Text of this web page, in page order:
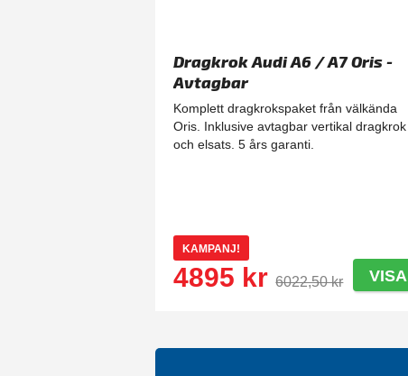
Dragkrok Audi A6 / A7 Oris -
Avtagbar
Komplett dragkrokspaket från välkända
Oris. Inklusive avtagbar vertikal dragkrok
och elsats. 5 års garanti.
KAMPANJ!
4895 kr 6022,50 kr VISA